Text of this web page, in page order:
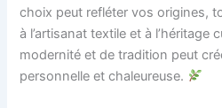
choix peut refléter vos origines,
à l’artisanat textile et à l’héritage
modernité et de tradition peut
personnelle et chaleureuse.